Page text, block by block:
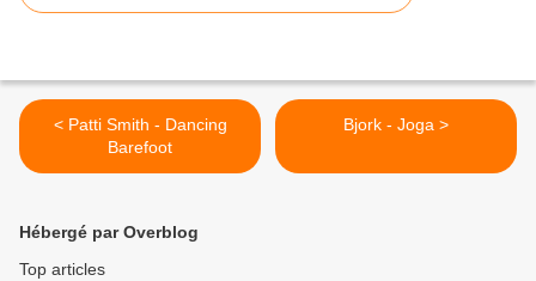
< Patti Smith - Dancing
Barefoot
Bjork - Joga >
Hébergé par Overblog
Top articles